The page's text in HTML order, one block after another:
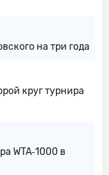
на три года
круг турнира
WTA‑1000 в